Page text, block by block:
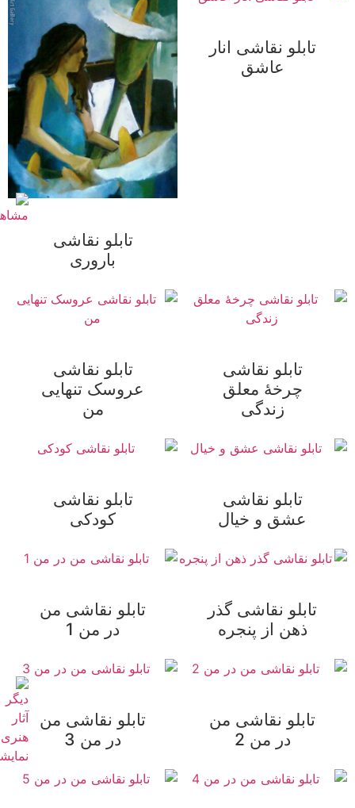
تابلو نقاشی انار
عاشق
تابلو نقاشی
باروری
تابلو نقاشی
چرخهٔ معلق
زندگی
تابلو نقاشی
عروسک تنهایی
من
تابلو نقاشی
عشق و خیال
تابلو نقاشی
کودکی
تابلو نقاشی گذر
ذهن از پنجره
تابلو نقاشی من‌‌‌
در من 1
تابلو نقاشی من‌‌‌
در من 2
تابلو نقاشی من‌‌‌
در من 3